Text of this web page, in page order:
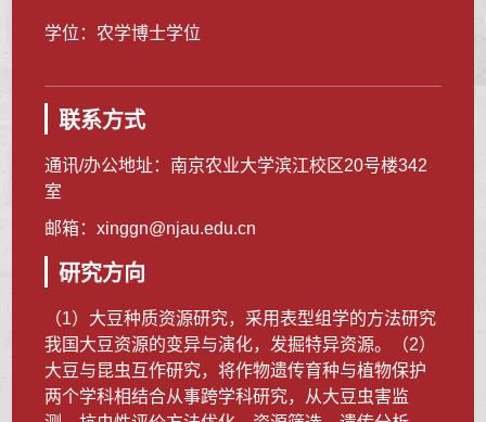
学位：农学博士学位
联系方式
通讯/办公地址： 南京农业大学滨江校区20号楼342
室
邮箱：xinggn@njau.edu.cn
研究方向
（1）大豆种质资源研究，采用表型组学的方法研究
我国大豆资源的变异与演化，发掘特异资源。（2）
大豆与昆虫互作研究，将作物遗传育种与植物保护
两个学科相结合从事跨学科研究，从大豆虫害监